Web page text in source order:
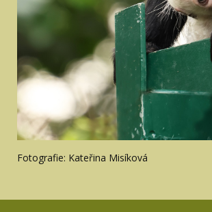
Fotografie: Kateřina Misíková